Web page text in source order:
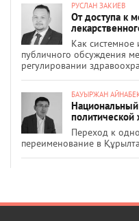
РУСЛАН ЗАКИЕВ
От доступа к
Как
публичного обсуждения
регулировании
БАУЫРЖАН
Национальный
политической
Переход к
переименование в